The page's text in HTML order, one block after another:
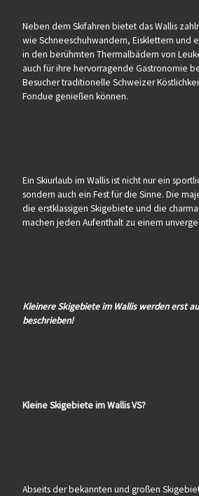
Neben dem Skifahren bietet das Wallis
wie Schneeschuhwandern, Eisklettern und
in den berühmten Thermalbädern von
auch für ihre hervorragende Gastronomie
Besucher traditionelle Schweizer
Fondue genießen können.
Ein Skiurlaub im Wallis ist nicht nur ein
sondern auch ein Fest für die Sinne. Die
die erstklassigen Skigebiete und die
machen jeden Aufenthalt zu einem
Kleinere Skigebiete im Wallis werden erst
beschrieben!
Kleine Skigebiete im Wallis VS?
Abseits der bekannten und großen